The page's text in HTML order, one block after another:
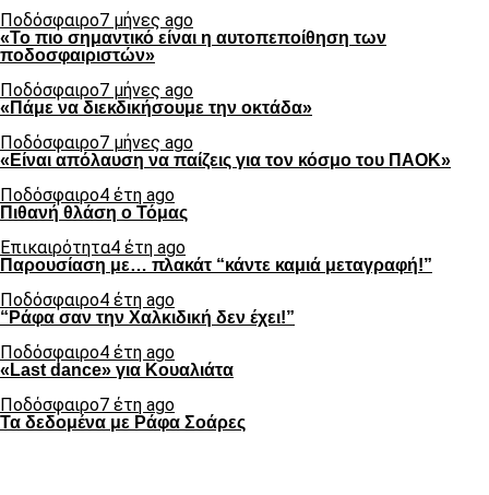
Ποδόσφαιρο7 μήνες ago
«Το πιο σημαντικό είναι η αυτοπεποίθηση των
ποδοσφαιριστών»
Ποδόσφαιρο7 μήνες ago
«Πάμε να διεκδικήσουμε την οκτάδα»
Ποδόσφαιρο7 μήνες ago
«Είναι απόλαυση να παίζεις για τον κόσμο του ΠΑΟΚ»
Ποδόσφαιρο4 έτη ago
Πιθανή θλάση ο Τόμας
Επικαιρότητα4 έτη ago
Παρουσίαση με… πλακάτ “κάντε καμιά μεταγραφή!”
Ποδόσφαιρο4 έτη ago
“Ράφα σαν την Χαλκιδική δεν έχει!”
Ποδόσφαιρο4 έτη ago
«Last dance» για Κουαλιάτα
Ποδόσφαιρο7 έτη ago
Τα δεδομένα με Ράφα Σοάρες